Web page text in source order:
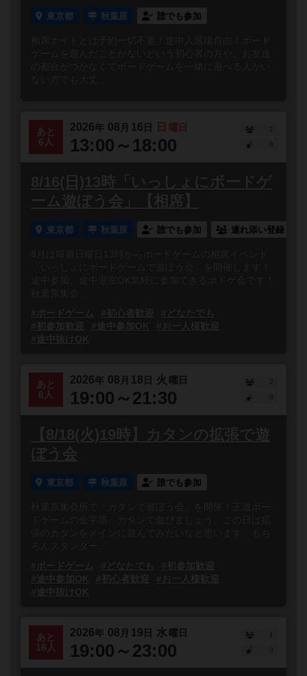
東京都 秋葉原 誰でも参加
相席ナイトとは予約一切不要！途中入退場自由！ボード
ゲームを遊んだことがないという初心者の方や、お友達
の都合がつかなくてボードゲームを一緒に遊べる人がい
ない方でも大丈...
あと
6人
2026年 08 月 16 日 日 曜日
13:00～18:00
2
8/16(日)13時「いっしょにボードゲ
ーム遊ぼう会」【相席】
東京都 秋葉原 誰でも参加 連れ添い登録
8月は毎週日曜日13時からボードゲームの相席イベント
「いっしょにボードゲームで遊ぼう会」を開催します！
途中参加、途中退室OK気軽に参加できるボドゲ会です！
秋葉原集会...
#ボードゲーム
#初心者歓迎
#どなたでも
#初参加歓迎
#途中参加OK
#お一人様歓迎
#途中抜けOK
あと
6人
2026年 08 月 18 日 火 曜日
19:00～21:30
2
【8/18(火)19時】カタンの拡張で遊
ぼう会
東京都 秋葉原 誰でも参加
秋葉原集会所で「カタンで遊ぼう会」を開催！王道ボー
ドゲームの金字塔、カタンで遊びましょう。この日は拡
#ボードゲーム
#どなたでも
#初参加歓迎
#途中参加OK
#初心者歓迎
#お一人様歓迎
#途中抜けOK
あと
16人
2026年 08 月 19 日 水 曜日
19:00～23:00
1